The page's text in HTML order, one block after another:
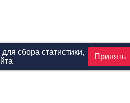
для сбора статистики,
Принять